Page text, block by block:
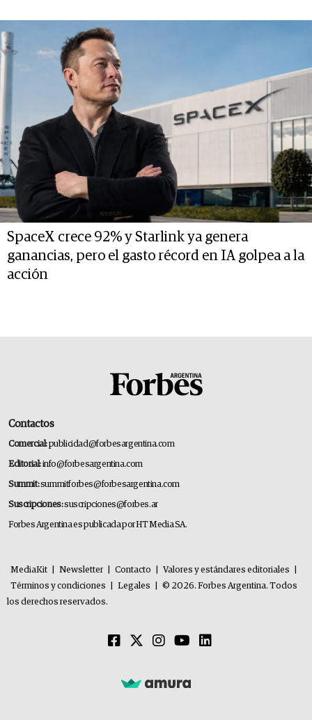
SpaceX crece 92% y Starlink ya genera
ganancias, pero el gasto récord en IA golpea a la
acción
Contactos
Comercial:publicidad@forbesargentina.com
Editorial:info@forbesargentina.com
Summit:summitforbes@forbesargentina.com
Suscripciones:suscripciones@forbes.ar
Forbes Argentina es publicada por HT Media SA.
MediaKit Newsletter Contacto Valores y estándares editoriales
Términos y condiciones
Legales
© 2026. Forbes Argentina. Todos
los derechos reservados.